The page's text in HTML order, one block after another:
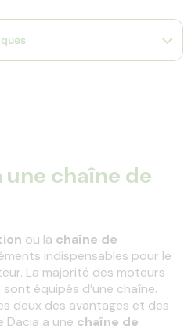
une chaîne de
ou la chaîne de
indispensables pour le
La majorité des moteurs
équipés d’une chaîne.
deux des avantages et des
Dacia a une chaîne de